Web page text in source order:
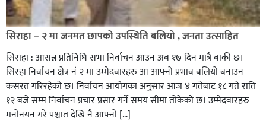
सिराहा – २ मा जनमत छापको उपस्थिति बलियो , जनता उत्साहित
सिराहा : आसन्न प्रतिनिधि सभा निर्वाचन आउन अब १७ दिन मात्रै बाकी छ।
सिरहा निर्वाचन क्षेत्र नं २ मा उम्मेदवारहरु आ आफ्नो प्रभाव बलियो बनाउन
कसरत गरिरहेको छ। निर्वाचन आयोगका अनुसार आज ४ गतेबाट १८ गते राति
१२ बजे सम्म निर्वाचन प्रचार प्रसार गर्ने समय सीमा तोकेको छ। उम्मेदवारहरु
मनोनयन गरे पश्चात देखि नै आफ्नो […]